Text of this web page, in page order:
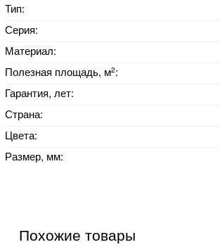
Тип:
Серия:
Материал:
Полезная площадь, м2:
Гарантия, лет:
Страна:
Цвета:
Размер, мм:
Похожие товары